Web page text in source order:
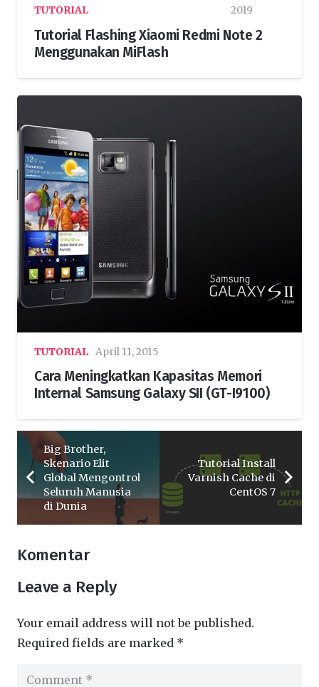
TUTORIAL
2019
Tutorial Flashing Xiaomi Redmi Note 2
Menggunakan MiFlash
TUTORIAL April 11, 2015
Cara Meningkatkan Kapasitas Memori
Internal Samsung Galaxy SII (GT-I9100)
Big Brother,
Skenario Elit
Global Mengontrol
Seluruh Manusia
di Dunia
Tutorial Install
Varnish Cache di
CentOS 7
Komentar
Leave a Reply
Your email address will not be published.
Required fields are marked *